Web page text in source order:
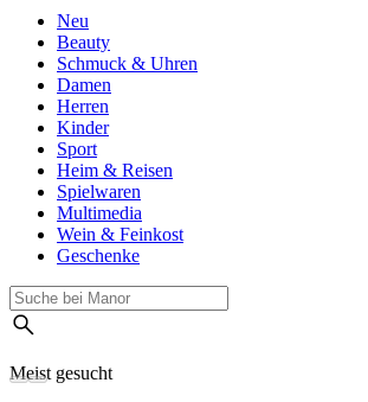
Neu
Beauty
Schmuck & Uhren
Damen
Herren
Kinder
Sport
Heim & Reisen
Spielwaren
Multimedia
Wein & Feinkost
Geschenke
Meist gesucht